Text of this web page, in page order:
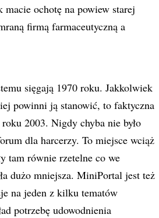
ochotę na powiew starej
firmą farmaceutyczną a
sięgają 1970 roku. Jakkolwiek
powinni ją stanowić, to faktyczna
2003. Nigdy chyba nie było
dla harcerzy. To miejsce wciąż
tam równie rzetelne co we
dużo mniejsza. MiniPortal jest też
na jeden z kilku tematów
potrzebę udowodnienia